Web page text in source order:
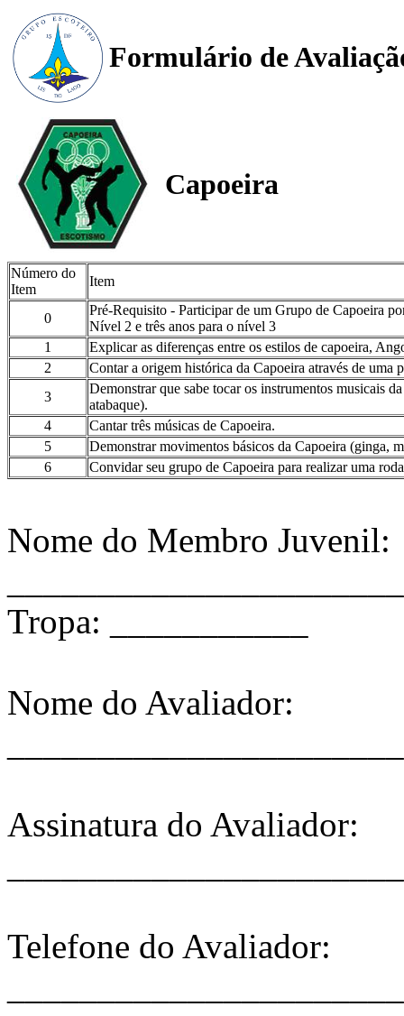
Formulário de
Capoeira
Número do
Item
Item
0
Pré-Requisito - Participar de um Grupo de Capoeira
Nível 2 e três anos para o nível 3
1
Explicar as diferenças entre os estilos de capoeira,
2
Contar a origem histórica da Capoeira através de uma
3
Demonstrar que sabe tocar os instrumentos musicais
atabaque).
4
Cantar três músicas de Capoeira.
5
Demonstrar movimentos básicos da Capoeira (ginga,
6
Convidar seu grupo de Capoeira para realizar uma
Nome do Membro Juvenil:
Tropa: ___________
Nome do Avaliador:
Assinatura do Avaliador:
Telefone do Avaliador: